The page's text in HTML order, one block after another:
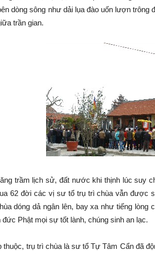
dòng sông như dải lụa đào uốn lượn trông
trần gian.
trầm lịch sử, đất nước khi thịnh lúc suy
62 đời các vị sư tổ trụ trì chùa vẫn được
dóng dả ngân lên, bay xa như tiếng
đức Phật mọi sự tốt lành, chúng sinh an lạc.
thuộc, trụ trì chùa là sư tổ Tự Tâm Cẩn đã